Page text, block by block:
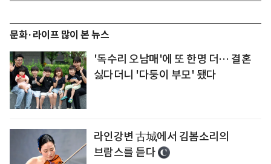
문화·라이프 많이 본 뉴스
'독수리 오남매'에 또 한명 더… 결혼
싫다더니 '다둥이 부모' 됐다
라인강변 古城에서 김봄소리의
브람스를 듣다